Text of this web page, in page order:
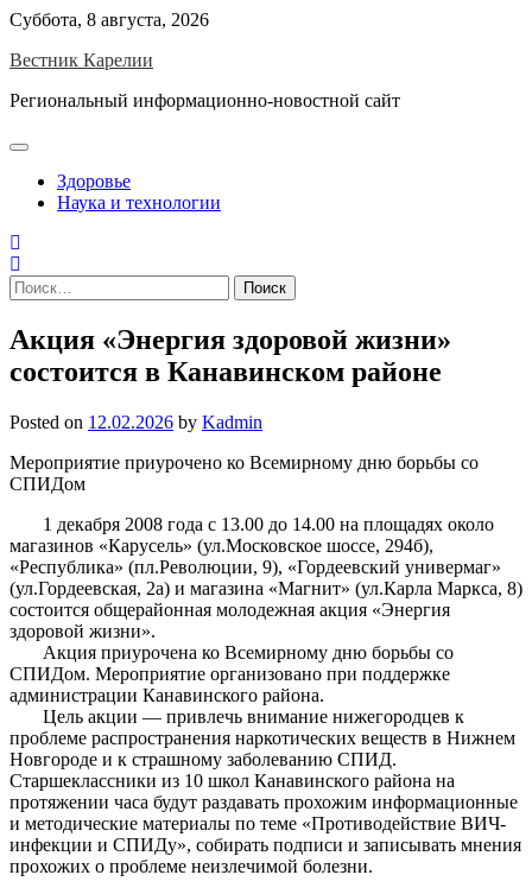
Skip
content
Суббота, 8 августа, 2026
Вестник Карелии
Региональный информационно-новостной сайт
Здоровье
Наука и технологии
Найти:
Акция «Энергия здоровой жизни»
состоится в Канавинском районе
Posted on 12.02.2026 by Kadmin
Мероприятие приурочено ко Всемирному дню борьбы со
СПИДом
1 декабря 2008 года с 13.00 до 14.00 на площадях около
магазинов «Карусель» (ул.Московское шоссе, 294б),
«Республика» (пл.Революции, 9), «Гордеевский универмаг»
(ул.Гордеевская, 2а) и магазина «Магнит» (ул.Карла Маркса, 8)
состоится общерайонная молодежная акция «Энергия
здоровой жизни».
Акция приурочена ко Всемирному дню борьбы со
СПИДом. Мероприятие организовано при поддержке
администрации Канавинского района.
Цель акции — привлечь внимание нижегородцев к
проблеме распространения наркотических веществ в Нижнем
Новгороде и к страшному заболеванию СПИД.
Старшеклассники из 10 школ Канавинского района на
протяжении часа будут раздавать прохожим информационные
и методические материалы по теме «Противодействие ВИЧ-
инфекции и СПИДу», собирать подписи и записывать мнения
прохожих о проблеме неизлечимой болезни.